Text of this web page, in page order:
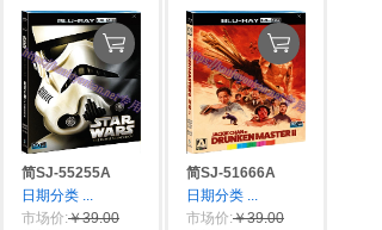
简SJ-55255A
日期分类 ...
市场价:￥39.00
简SJ-51666A
日期分类 ...
市场价:￥39.00